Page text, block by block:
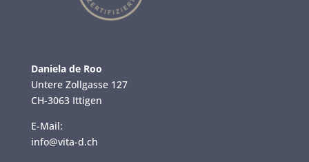
Daniela de Roo
Untere Zollgasse 127
CH-3063 Ittigen
E-Mail:
info@vita-d.ch